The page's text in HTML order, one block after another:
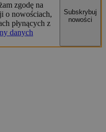
zgodę na
o nowościach,
płynących z
danych
Subskrybuj
nowości